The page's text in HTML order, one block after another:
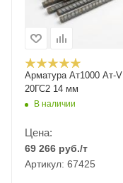
Арматура Ат1000 Ат-VI
20ГС2 14 мм
В наличии
Цена:
69 266 руб./т
Артикул: 67425